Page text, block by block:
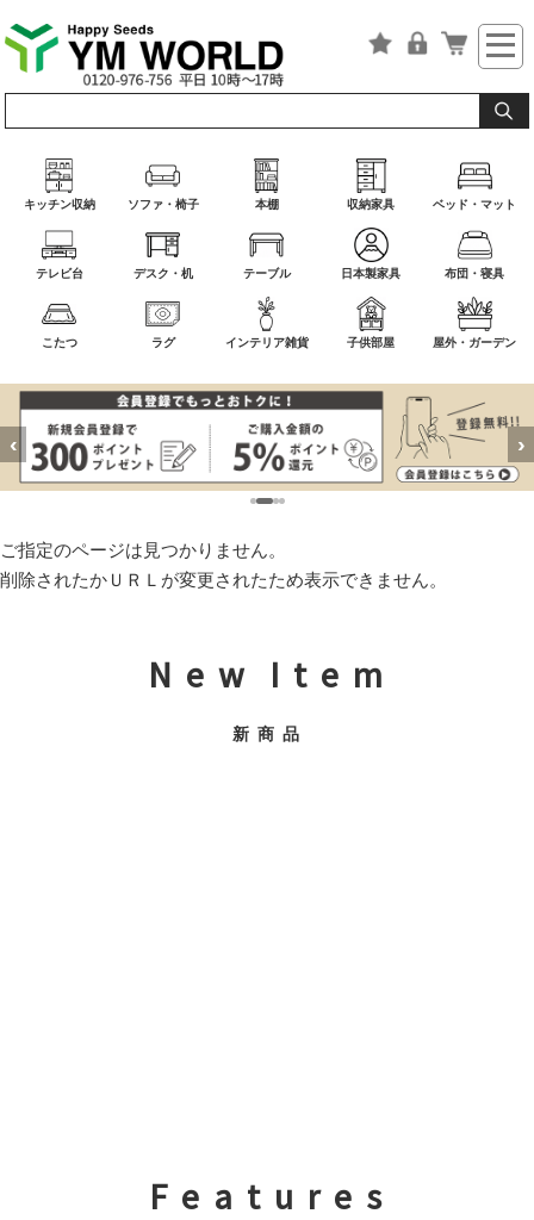
キッチン収納 ソファ・椅子 本棚 収納家具 ベッド・マット
テレビ台 デスク・机 テーブル 日本製家具 布団・寝具
こたつ ラグ インテリア雑貨 子供部屋 屋外・ガーデン
‹ ›
ご指定のページは見つかりません。
削除されたかＵＲＬが変更されたため表示できません。
N e w I t e m
新 商 品
F e a t u r e s